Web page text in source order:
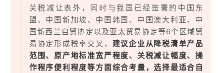
关税减让表外，同时与我国已经签署的中国东
盟、中国新加坡、中国韩国、中国澳大利亚、中
国新西兰自贸协定以及亚太贸易协定等6个区域贸
易协定形成税率交叉， 建议企业从降税清单产品
范围、原产地标准宽严程度、关税减让幅度、操
作程序便利程度等方面综合考量，选择最适合自